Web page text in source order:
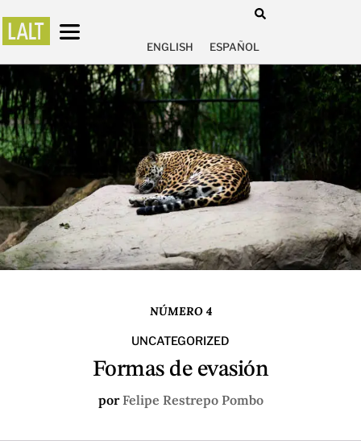
ENGLISH ESPAÑOL
NÚMERO 4
UNCATEGORIZED
Formas de evasión
por Felipe Restrepo Pombo